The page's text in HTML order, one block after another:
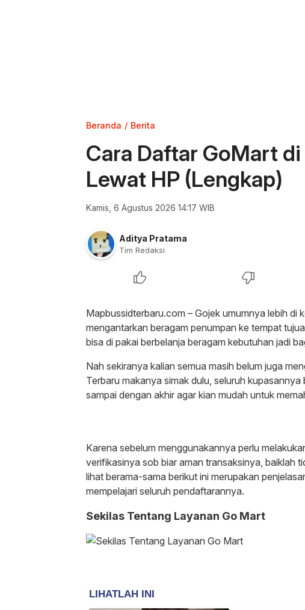
Beranda Berita
Cara Daftar GoMart
Lewat HP (Lengkap)
Kamis, 6 Agustus 2026 14:17 WIB
Aditya Pratama
Tim Redaksi
Mapbussidterbaru.com – Gojek umumnya lebih di
mengantarkan beragam penumpan ke tempat
bisa di pakai berbelanja beragam kebutuhan jadi
Nah sekiranya kalian semua masih belum juga
Terbaru makanya simak dulu, seluruh
sampai dengan akhir agar kian mudah untuk
Karena sebelum menggunakannya perlu
verifikasinya sob biar aman transaksinya, baiklah
lihat berama-sama berikut ini merupakan
mempelajari seluruh pendaftarannya.
Sekilas Tentang Layanan Go Mart